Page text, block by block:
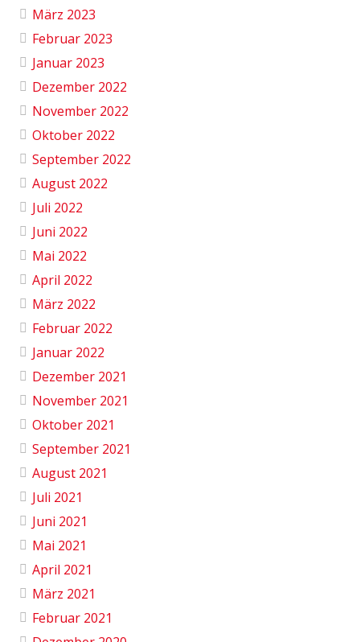
März 2023
Februar 2023
Januar 2023
Dezember 2022
November 2022
Oktober 2022
September 2022
August 2022
Juli 2022
Juni 2022
Mai 2022
April 2022
März 2022
Februar 2022
Januar 2022
Dezember 2021
November 2021
Oktober 2021
September 2021
August 2021
Juli 2021
Juni 2021
Mai 2021
April 2021
März 2021
Februar 2021